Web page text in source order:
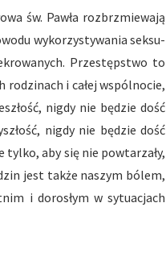
św. Pawła rozbrzmiewają
wykorzystywania seksu-
Przestępstwo to
rodzinach i całej wspólnocie,
nigdy nie będzie dość
nigdy nie będzie dość
aby się nie powtarzały,
jest także naszym bólem,
i dorosłym w sytuacjach